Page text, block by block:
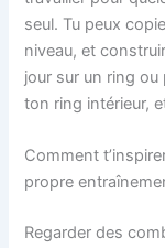
seul. Tu peux
niveau, et
jour sur un ring
ton ring intérieur,
Comment
propre
Regarder des